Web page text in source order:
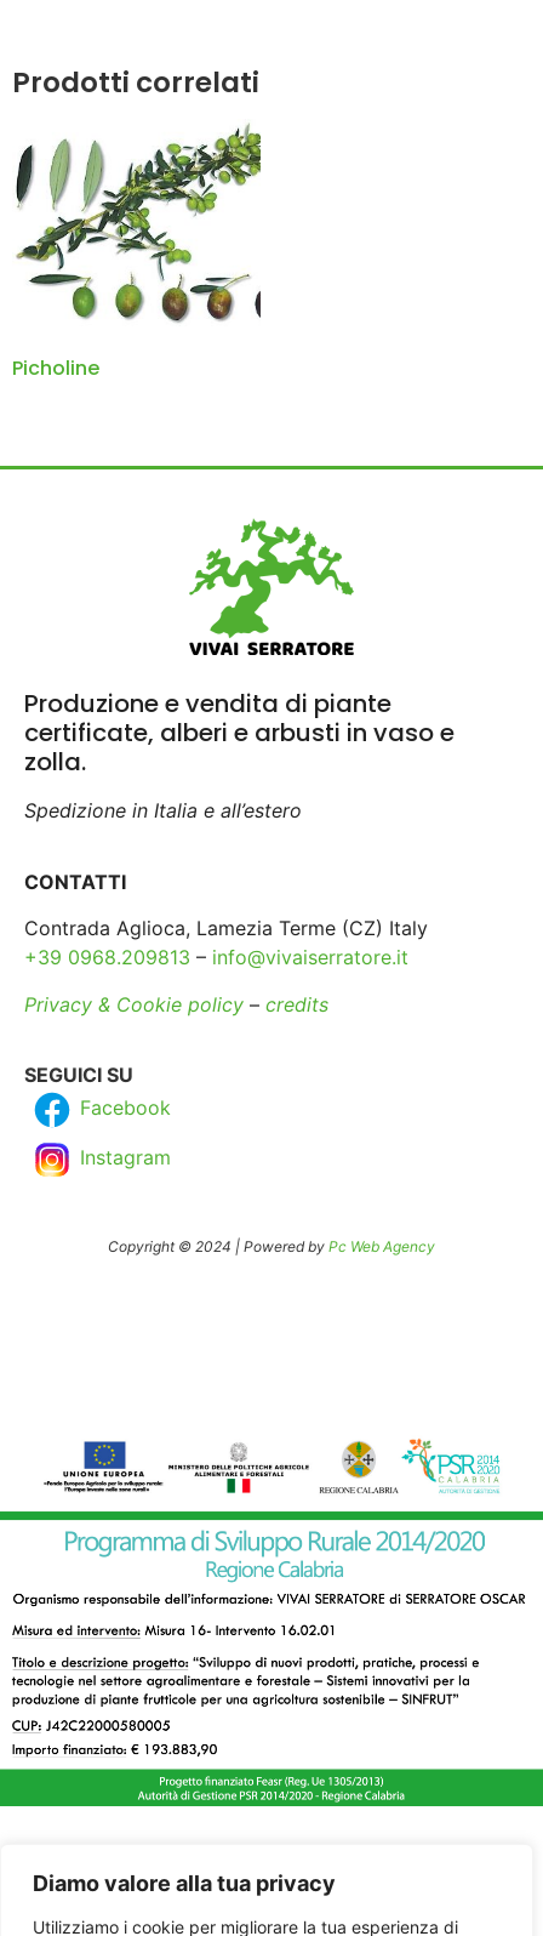
Diamo valore alla tua privacy
Utilizziamo i cookie per migliorare la tua esperienza di
Prodotti correlati
Picholine
Produzione e vendita di piante
certificate, alberi e arbusti in vaso e
zolla.
Spedizione in Italia e all’estero
CONTATTI
Contrada Aglioca, Lamezia Terme (CZ) Italy
+39 0968.209813 – info@vivaiserratore.it
Privacy & Cookie policy – credits
SEGUICI SU
Facebook
Instagram
Copyright © 2024 | Powered by Pc Web Agency